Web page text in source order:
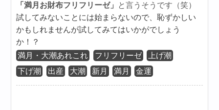
「満月 お財布フリフリーゼ」 と言うそうです（笑）
試してみないことには始まらないので、恥ずかしい
かもしれませんが試してみてはいかがでしょう
か！？
満月・大潮あれこれ
フリフリーゼ
上げ潮
下げ潮
出産 大潮 新月 満月 金運